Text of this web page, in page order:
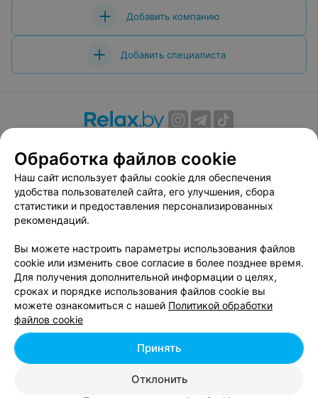
Добавить компанию
Добавить специалиста
Вакансии
Публичный договор
Способы оплаты
Публичный договор по использованию сервиса
«Афиша»
Пользовательское соглашение
Связаться по вопросам сотрудничества
Написать руководителю relax.by
Персональные настройки cookie
Обработка персональных данных
| 220012, Республика Беларусь, г. Минск,
Обработка файлов cookie
Наш сайт использует файлы cookie для обеспечения
удобства пользователей сайта, его улучшения, сбора
статистики и предоставления персонализированных
рекомендаций.
Вы можете настроить параметры использования файлов
cookie или изменить свое согласие в более позднее время.
Для получения дополнительной информации о целях,
сроках и порядке использования файлов cookie вы
можете ознакомиться с нашей Политикой обработки
файлов cookie
Отклонить
Принять